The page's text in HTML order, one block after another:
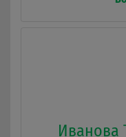
терпелива,
внимательна
Доктор!
благ.
Иванова